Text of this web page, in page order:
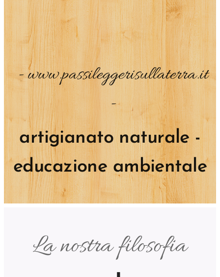
- www.passileggerisullaterra.it
-
artigianato naturale -
educazione ambientale
La nostra filosofia